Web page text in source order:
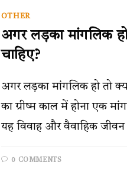
OTHER
अगर लड़का मांगलिक
चाहिए?
अगर लड़का मांगलिक हो तो
का ग्रीष्म काल में होना एक
यह विवाह और वैवाहिक
0 COMMENTS